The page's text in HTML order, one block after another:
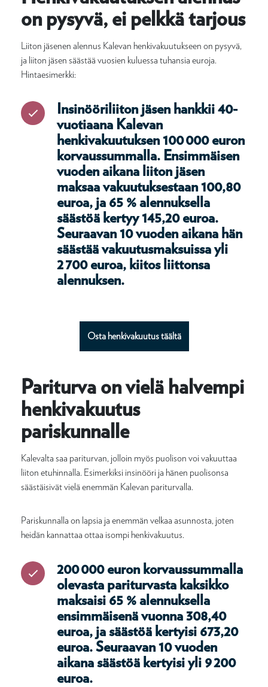
on pysyvä, ei pelkkä tarjous
Liiton jäsenen alennus Kalevan henkivakuutukseen on pysyvä,
ja liiton jäsen säästää vuosien kuluessa tuhansia euroja.
Hintaesimerkki:
Insinööriliiton jäsen hankkii 40-
vuotiaana Kalevan
henkivakuutuksen 100 000 euron
korvaussummalla. Ensimmäisen
vuoden aikana liiton jäsen
maksaa vakuutuksestaan 100,80
euroa, ja 65 % alennuksella
säästöä kertyy 145,20 euroa.
Seuraavan 10 vuoden aikana hän
säästää vakuutusmaksuissa yli
2 700 euroa, kiitos liittonsa
alennuksen.
Osta henkivakuutus täältä
Pariturva on vielä halvempi
henkivakuutus
pariskunnalle
Kalevalta saa pariturvan, jolloin myös puolison voi vakuuttaa
liiton etuhinnalla. Esimerkiksi insinööri ja hänen puolisonsa
säästäisivät vielä enemmän Kalevan pariturvalla.
Pariskunnalla on lapsia ja enemmän velkaa asunnosta, joten
heidän kannattaa ottaa isompi henkivakuutus.
200 000 euron korvaussummalla
olevasta pariturvasta kaksikko
maksaisi 65 % alennuksella
ensimmäisenä vuonna 308,40
euroa, ja säästöä kertyisi 673,20
euroa. Seuraavan 10 vuoden
aikana säästöä kertyisi yli 9 200
euroa.